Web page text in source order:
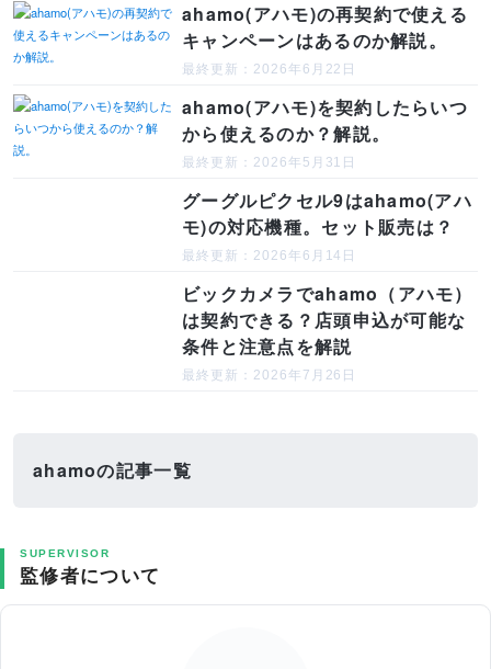
ahamo(アハモ)の再契約で使える
キャンペーンはあるのか解説。
最終更新：2026年6月22日
ahamo(アハモ)を契約したらいつ
から使えるのか？解説。
最終更新：2026年5月31日
グーグルピクセル9はahamo(アハ
モ)の対応機種。セット販売は？
最終更新：2026年6月14日
ビックカメラでahamo（アハモ）
は契約できる？店頭申込が可能な
条件と注意点を解説
最終更新：2026年7月26日
ahamoの記事一覧
SUPERVISOR
監修者について